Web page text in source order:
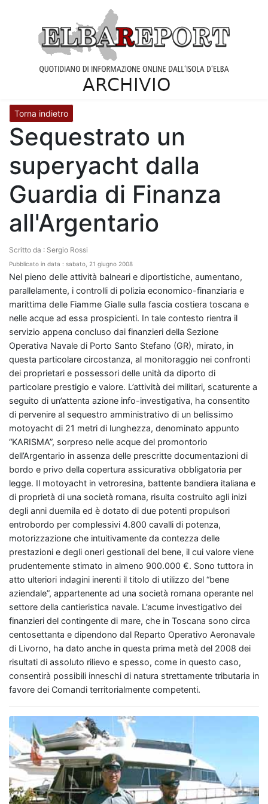
Torna indietro
Sequestrato un
superyacht dalla
Guardia di Finanza
all'Argentario
Scritto da : Sergio Rossi
Pubblicato in data : sabato, 21 giugno 2008
Nel pieno delle attività balneari e diportistiche, aumentano,
parallelamente, i controlli di polizia economico-finanziaria e
marittima delle Fiamme Gialle sulla fascia costiera toscana e
nelle acque ad essa prospicienti. In tale contesto rientra il
servizio appena concluso dai finanzieri della Sezione
Operativa Navale di Porto Santo Stefano (GR), mirato, in
questa particolare circostanza, al monitoraggio nei confronti
dei proprietari e possessori delle unità da diporto di
particolare prestigio e valore. L’attività dei militari, scaturente a
seguito di un’attenta azione info-investigativa, ha consentito
di pervenire al sequestro amministrativo di un bellissimo
motoyacht di 21 metri di lunghezza, denominato appunto
“KARISMA”, sorpreso nelle acque del promontorio
dell’Argentario in assenza delle prescritte documentazioni di
bordo e privo della copertura assicurativa obbligatoria per
legge. Il motoyacht in vetroresina, battente bandiera italiana e
di proprietà di una società romana, risulta costruito agli inizi
degli anni duemila ed è dotato di due potenti propulsori
entrobordo per complessivi 4.800 cavalli di potenza,
motorizzazione che intuitivamente da contezza delle
prestazioni e degli oneri gestionali del bene, il cui valore viene
prudentemente stimato in almeno 900.000 €. Sono tuttora in
atto ulteriori indagini inerenti il titolo di utilizzo del “bene
aziendale”, appartenente ad una società romana operante nel
settore della cantieristica navale. L’acume investigativo dei
finanzieri del contingente di mare, che in Toscana sono circa
centosettanta e dipendono dal Reparto Operativo Aeronavale
di Livorno, ha dato anche in questa prima metà del 2008 dei
risultati di assoluto rilievo e spesso, come in questo caso,
consentirà possibili inneschi di natura strettamente tributaria in
favore dei Comandi territorialmente competenti.